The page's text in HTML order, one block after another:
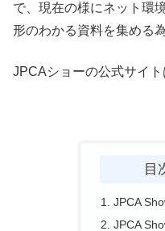
で、現在の様にネット環
形のわかる資料を集める
JPCAショーの公式サイト
目
JPCA
JPCA